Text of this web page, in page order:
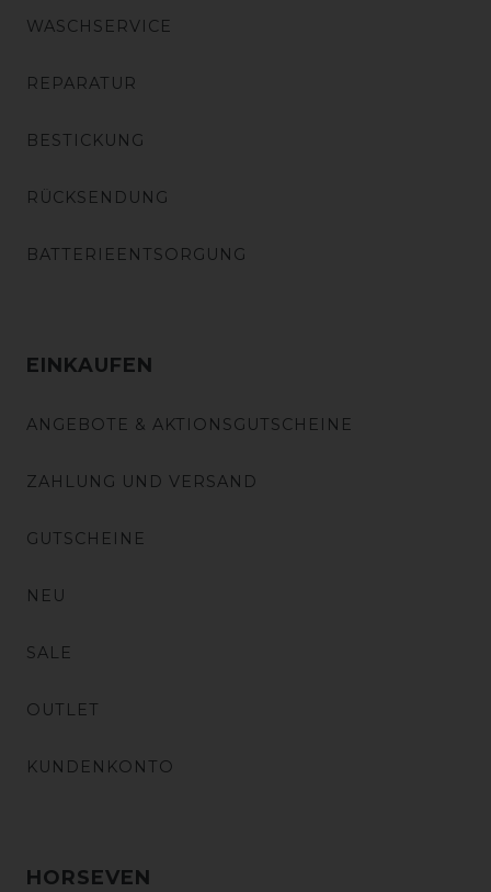
WASCHSERVICE
REPARATUR
BESTICKUNG
RÜCKSENDUNG
BATTERIEENTSORGUNG
EINKAUFEN
ANGEBOTE & AKTIONSGUTSCHEINE
ZAHLUNG UND VERSAND
GUTSCHEINE
NEU
SALE
OUTLET
KUNDENKONTO
HORSEVEN